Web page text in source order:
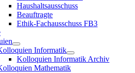
Haushaltsausschuss
Beauftragte
Ethik-Fachausschuss FB3
Informatik
Kolloquien Informatik Archiv
Mathematik